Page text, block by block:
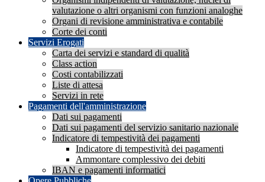
valutazione o altri organismi con funzioni analoghe
Organi di revisione amministrativa e contabile
Corte dei conti
Servizi Erogati
Carta dei servizi e standard di qualità
Class action
Costi contabilizzati
Liste di attesa
Servizi in rete
Pagamenti dell'amministrazione
Dati sui pagamenti
Dati sui pagamenti del servizio sanitario nazionale
Indicatore di tempestività dei pagamenti
Indicatore di tempestività dei pagamenti
Ammontare complessivo dei debiti
IBAN e pagamenti informatici